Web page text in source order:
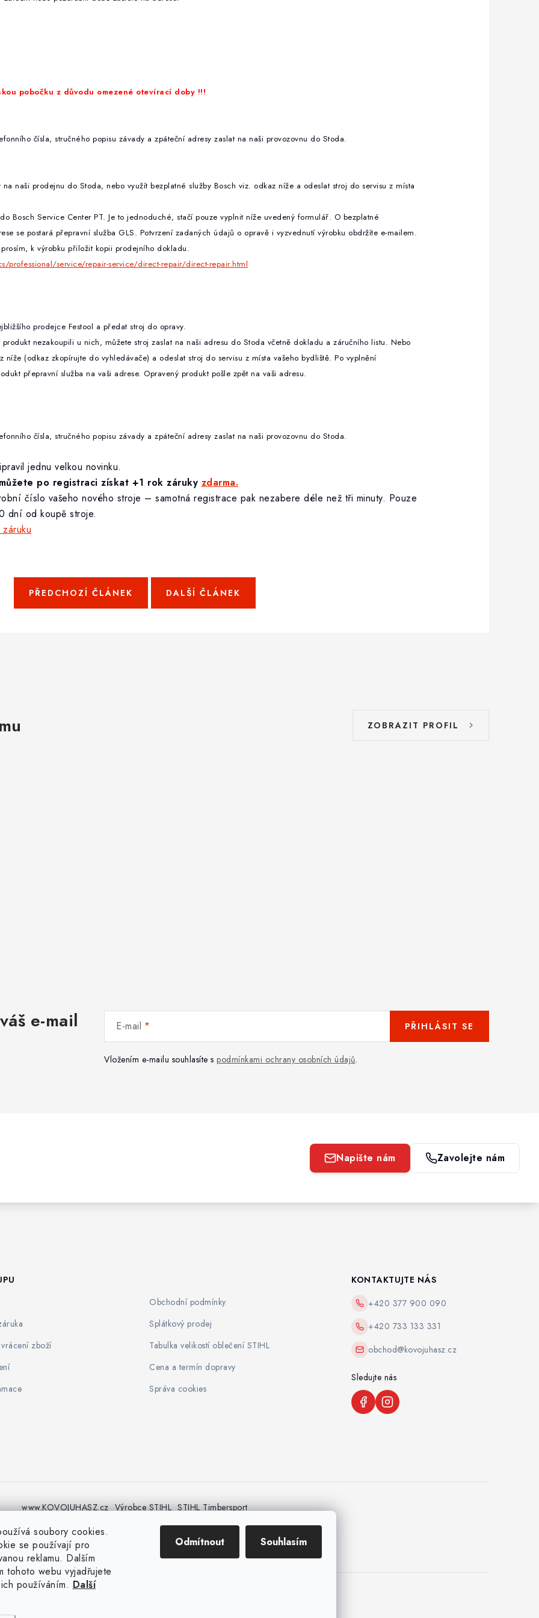
soubory cookies.
se používají pro
reklamu. Dalším
tohoto webu vyjadřujete
používáním. Další
Odmítnout Souhlasím
pobočku z důvodu omezené otevírací doby !!!
čísla, stručného popisu závady a zpáteční adresy zaslat na naši provozovnu do Stoda.
naši prodejnu do Stoda, nebo využít bezplatné služby Bosch viz. odkaz níže a odeslat stroj do servisu z místa
Bosch Service Center PT. Je to jednoduché, stačí pouze vyplnit níže uvedený formulář. O bezplatné
se postará přepravní služba GLS. Potvrzení zadaných údajů o opravě i vyzvednutí výrobku obdržíte e-mailem.
k výrobku přiložit kopii prodejního dokladu.
professional/service/repair-service/direct-repair/direct-repair.html
prodejce Festool a předat stroj do opravy.
nezakoupili u nich, můžete stroj zaslat na naši adresu do Stoda včetně dokladu a záručního listu. Nebo
níže (odkaz zkopírujte do vyhledávače) a odeslat stroj do servisu z místa vašeho bydliště. Po vyplnění
přepravní služba na vaši adrese. Opravený produkt pošle zpět na vaši adresu.
čísla, stručného popisu závady a zpáteční adresy zaslat na naši provozovnu do Stoda.
jednu velkou novinku.
po registraci získat +1 rok záruky zdarma.
číslo vašeho nového stroje – samotná registrace pak nezabere déle než tři minuty. Pouze
dní od koupě stroje.
PŘEDCHOZÍ ČLÁNEK DALŠÍ ČLÁNEK
ZOBRAZIT PROFIL
e-mail E-mail
Vložením e-mailu souhlasíte s podmínkami ochrany osobních údajů.
PŘIHLÁSIT SE
Napište nám Zavolejte nám
zboží
Obchodní podmínky
Splátkový prodej
Tabulka velikostí oblečení STIHL
Cena a termín dopravy
Správa cookies
KONTAKTUJTE NÁS
+420 377 900 090
+420 733 133 331
obchod@kovojuhasz.cz
Sledujte nás
www.KOVOJUHASZ.cz Výrobce STIHL STIHL Timbersport